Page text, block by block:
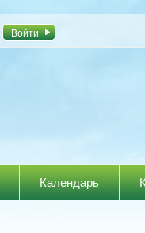
Календарь